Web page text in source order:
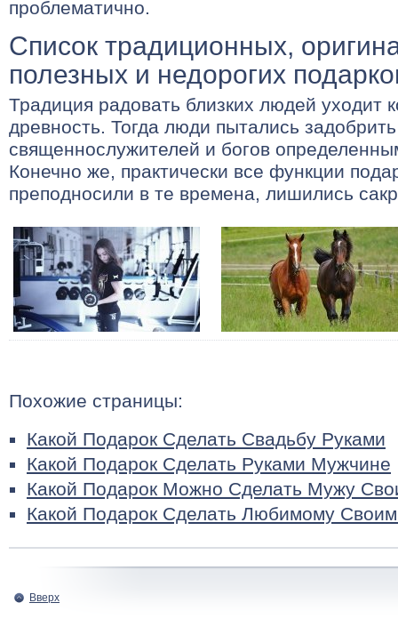
проблематично.
Список традиционных,
полезных и недорогих
Традиция радовать близких людей уходит
древность. Тогда люди пытались
священнослужителей и богов
Конечно же, практически все функции
преподносили в те времена, лишились
Похожие страницы:
Какой Подарок Сделать Свадьбу Руками
Какой Подарок Сделать Руками Мужчине
Какой Подарок Можно Сделать Мужу
Какой Подарок Сделать Любимому
Вверх